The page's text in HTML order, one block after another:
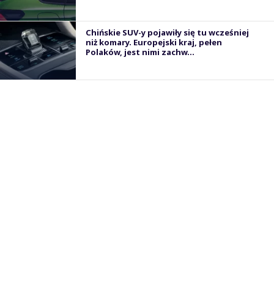
Chińskie SUV-y pojawiły się tu wcześniej
niż komary. Europejski kraj, pełen
Polaków, jest nimi zachw...